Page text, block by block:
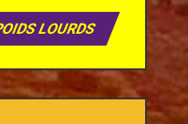
LOURDS